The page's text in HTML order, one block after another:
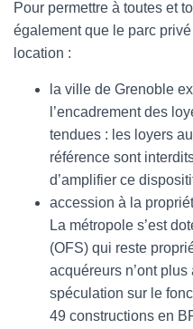
Pour permettre à toutes et
également que le parc
location :
la ville de Grenoble
l’encadrement des
tendues : les loyers
référence sont
d’amplifier ce
accession à la
La métropole s’est
(OFS) qui reste
acquéreurs n’ont
spéculation sur le
49 constructions en